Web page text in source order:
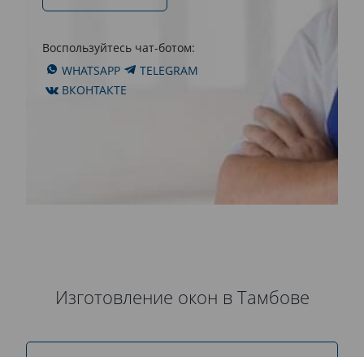
Воспользуйтесь чат-ботом:
WHATSAPP
TELEGRAM
ВКОНТАКТЕ
Изготовление окон в Тамбове